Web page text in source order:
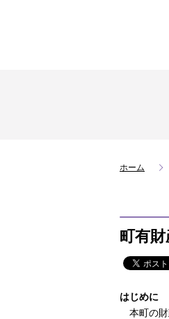
ホーム
町有
はじめに
本町の財